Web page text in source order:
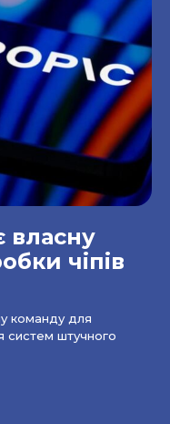
власну
чіпів
команду для
систем штучного